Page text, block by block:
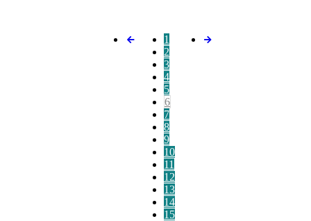
1
2
3
4
5
6
7
8
9
10
11
12
13
14
15